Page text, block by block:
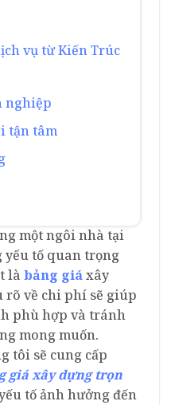
vụ từ Kiến Trúc
nghiệp
tận tâm
một ngôi nhà tại
yếu tố quan trọng
là bảng giáxây
rõ về chi phí sẽ giúp
phù hợp và tránh
mong muốn.
tôi sẽ cung cấp
giá xây dựng trọn
tố ảnh hưởng đến